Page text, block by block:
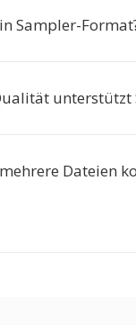
Sampler-
unterstützt
Dateien